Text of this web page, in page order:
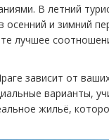
В летний
осенний и зимний
лучшее
зависит от
варианты,
жильё,